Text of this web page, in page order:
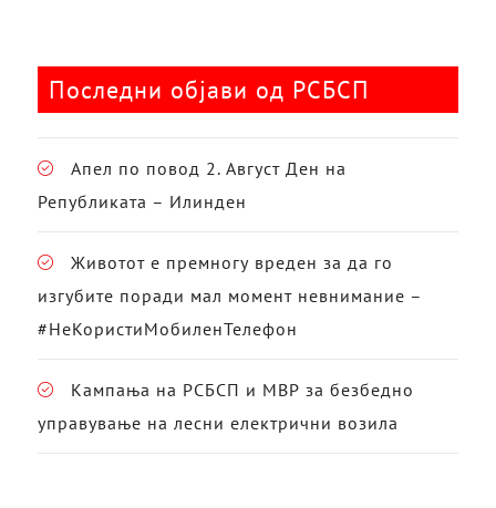
Последни објави од РСБСП
Апел по повод 2. Август Ден на
Републиката – Илинден
Животот е премногу вреден за да го
изгубите поради мал момент невнимание –
#НеКористиМобиленТелефон
Кампања на РСБСП и МВР за безбедно
управување на лесни електрични возила